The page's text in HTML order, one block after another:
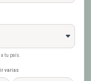
tu país.
varias